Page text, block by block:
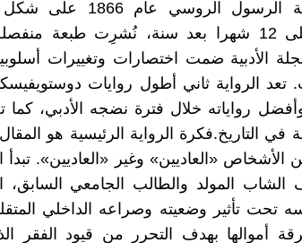
المجلة الأدبية
متسلسلة على 12 شهرا بعد سنة، نُشرِت
الأدبية ضمت اختصارات وتغييرات
تعد الرواية ثاني أطول روايات
رواياته خلال فترة نضجه الأدبي،
في التاريخ.فكرة الرواية الرئيسية هو
الأشخاص «العاديين» وغير «العاديين».
الشاب المولد والطالب الجامعي السابق،
تحت تأثير وضعيته وصراعه الداخلي
أموالها بهدف التحرر من قيود الفقر